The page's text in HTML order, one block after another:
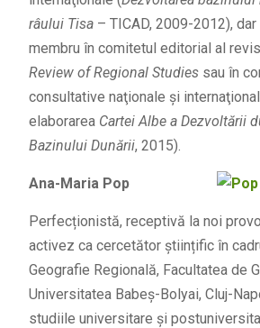
râului Tisa– TICAD, 2009-2012),
membru în comitetul editorial al
Review of Regional Studiessau în
consultative naţionale şi
elaborarea Cartei Albe a Dezvoltării
Bazinului Dunării, 2015).
Ana-Maria Pop
Perfecționistă, receptivă la noi
activez ca cercetător științific în
Geografie Regională, Facultatea de
Universitatea Babeș-Bolyai, Cluj-
studiile universitare și